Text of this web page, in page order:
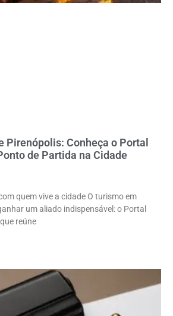
Pirenópolis: Conheça o Portal
de Partida na Cidade
quem vive a cidade O turismo em
um aliado indispensável: o Portal
reúne